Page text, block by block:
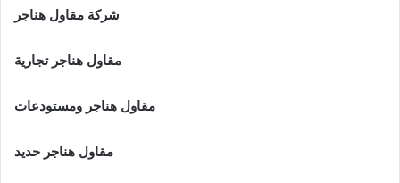
شركة مقاول هناجر
مقاول هناجر تجارية
مقاول هناجر ومستودعات
مقاول هناجر حديد